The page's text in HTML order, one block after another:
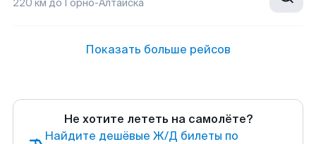
220 км до Горно-Алтайска
Показать больше рейсов
Не хотите лететь на самолёте?
Найдите дешёвые Ж/Д билеты по